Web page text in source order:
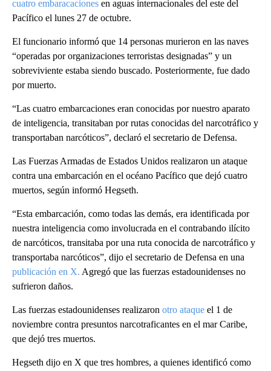
cuatro embaracaciones en aguas internacionales del este del
Pacífico el lunes 27 de octubre.
El funcionario informó que 14 personas murieron en las naves
“operadas por organizaciones terroristas designadas” y un
sobreviviente estaba siendo buscado. Posteriormente, fue dado
por muerto.
“Las cuatro embarcaciones eran conocidas por nuestro aparato
de inteligencia, transitaban por rutas conocidas del narcotráfico y
transportaban narcóticos”, declaró el secretario de Defensa.
Las Fuerzas Armadas de Estados Unidos realizaron un ataque
contra una embarcación en el océano Pacífico que dejó cuatro
muertos, según informó Hegseth.
“Esta embarcación, como todas las demás, era identificada por
nuestra inteligencia como involucrada en el contrabando ilícito
de narcóticos, transitaba por una ruta conocida de narcotráfico y
transportaba narcóticos”, dijo el secretario de Defensa en una
publicación en X. Agregó que las fuerzas estadounidenses no
sufrieron daños.
Las fuerzas estadounidenses realizaron otro ataque el 1 de
noviembre contra presuntos narcotraficantes en el mar Caribe,
que dejó tres muertos.
Hegseth dijo en X que tres hombres, a quienes identificó como